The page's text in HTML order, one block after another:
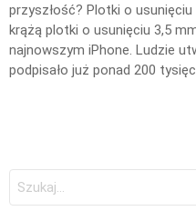
przyszłość? Plotki o
krążą plotki o usunięciu 3,5
najnowszym iPhone. Ludzie
podpisało już ponad 200
Szukaj: